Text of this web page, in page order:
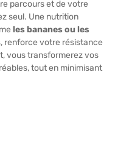
parcours et de votre
seul. Une nutrition
lesbananes ou les
renforce votre résistance
vous transformerez vos
tout en minimisant